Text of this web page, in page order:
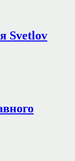
Svetlov